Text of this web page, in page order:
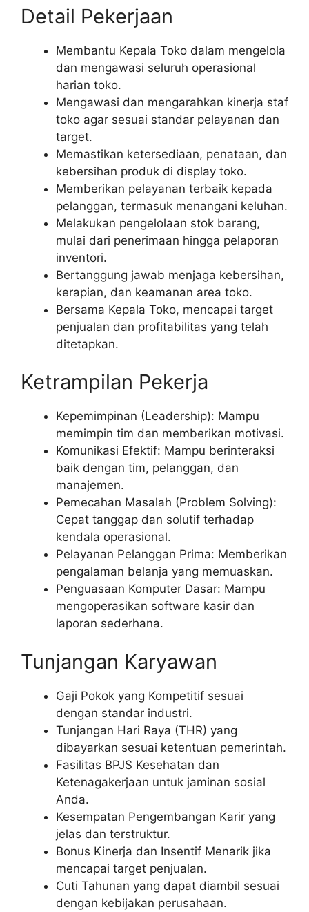
Detail Pekerjaan
Membantu Kepala Toko dalam mengelola
dan mengawasi seluruh operasional
harian toko.
Mengawasi dan mengarahkan kinerja staf
toko agar sesuai standar pelayanan dan
target.
Memastikan ketersediaan, penataan, dan
kebersihan produk di display toko.
Memberikan pelayanan terbaik kepada
pelanggan, termasuk menangani keluhan.
Melakukan pengelolaan stok barang,
mulai dari penerimaan hingga pelaporan
inventori.
Bertanggung jawab menjaga kebersihan,
kerapian, dan keamanan area toko.
Bersama Kepala Toko, mencapai target
penjualan dan profitabilitas yang telah
ditetapkan.
Ketrampilan Pekerja
Kepemimpinan (Leadership): Mampu
memimpin tim dan memberikan motivasi.
Komunikasi Efektif: Mampu berinteraksi
baik dengan tim, pelanggan, dan
manajemen.
Pemecahan Masalah (Problem Solving):
Cepat tanggap dan solutif terhadap
kendala operasional.
Pelayanan Pelanggan Prima: Memberikan
pengalaman belanja yang memuaskan.
Penguasaan Komputer Dasar: Mampu
mengoperasikan software kasir dan
laporan sederhana.
Tunjangan Karyawan
Gaji Pokok yang Kompetitif sesuai
dengan standar industri.
Tunjangan Hari Raya (THR) yang
dibayarkan sesuai ketentuan pemerintah.
Fasilitas BPJS Kesehatan dan
Ketenagakerjaan untuk jaminan sosial
Anda.
Kesempatan Pengembangan Karir yang
jelas dan terstruktur.
Bonus Kinerja dan Insentif Menarik jika
mencapai target penjualan.
Cuti Tahunan yang dapat diambil sesuai
dengan kebijakan perusahaan.